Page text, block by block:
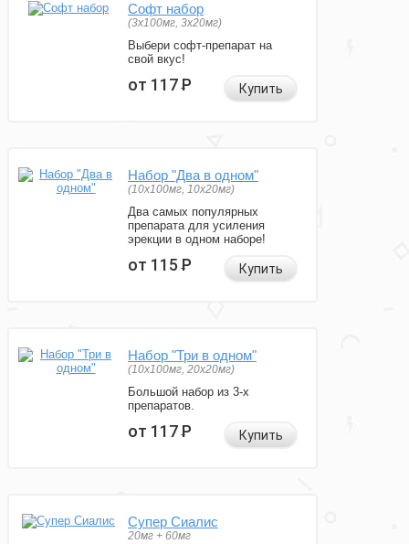
Софт набор
(3x100мг, 3x20мг)
Выбери софт-препарат на
свой вкус!
от 117Р Купить
Набор "Два в одном"
(10x100мг, 10x20мг)
Два самых популярных
препарата для усиления
эрекции в одном наборе!
от 115Р Купить
Набор "Три в одном"
(10x100мг, 20x20мг)
Большой набор из 3-х
препаратов.
от 117Р Купить
Супер Сиалис
20мг + 60мг